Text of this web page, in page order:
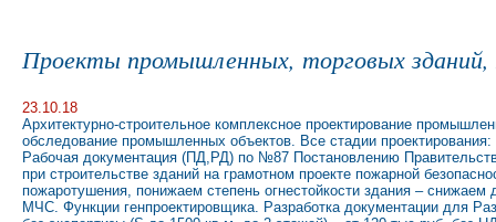
Проекты промышленных, торговых зданий,
23.10.18
Архитектурно-строительное комплексное проектирование
обследование промышленных объектов. Все стадии
Рабочая документация (ПД,РД) по №87 Постановлению
при строительстве зданий на грамотном проекте пожарной
пожаротушения, понижаем степень огнестойкости здания –
МЧС. Функции генпроектировщика. Разработка документации для